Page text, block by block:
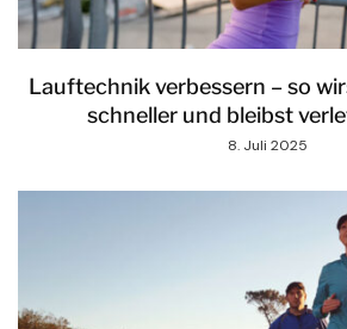
Lauftechnik verbessern – so
schneller und bleibst
8. Juli 2025